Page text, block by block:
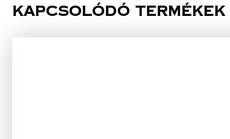
Kapcsolódó termékek